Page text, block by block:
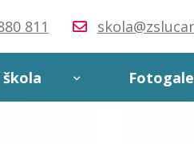
811